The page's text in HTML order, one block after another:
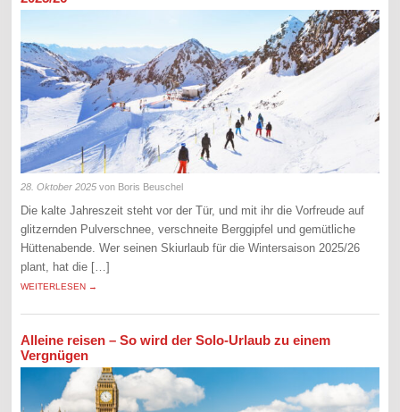
28. Oktober 2025 von Boris Beuschel
Die kalte Jahreszeit steht vor der Tür, und mit ihr die Vorfreude auf
glitzernden Pulverschnee, verschneite Berggipfel und gemütliche
Hüttenabende. Wer seinen Skiurlaub für die Wintersaison 2025/26
plant, hat die […]
WEITERLESEN →
Alleine reisen – So wird der Solo-Urlaub zu einem
Vergnügen